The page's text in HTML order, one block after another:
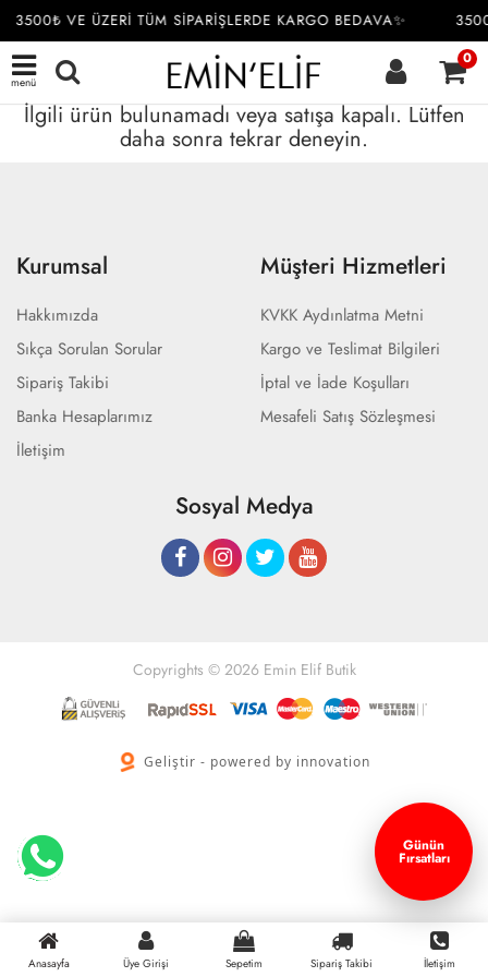
3500₺ VE ÜZERİ TÜM SİPARİŞLERDE KARGO BEDAVA✨
menü
0
İlgili ürün bulunamadı veya satışa kapalı. Lütfen
daha sonra tekrar deneyin.
Kurumsal
Hakkımızda
Sıkça Sorulan Sorular
Sipariş Takibi
Banka Hesaplarımız
İletişim
Müşteri Hizmetleri
KVKK Aydınlatma Metni
Kargo ve Teslimat Bilgileri
İptal ve İade Koşulları
Mesafeli Satış Sözleşmesi
Sosyal Medya
Copyrights © 2026 Emin Elif Butik
Geliştir - powered by innovation
Anasayfa Üye Girişi Sepetim Sipariş Takibi İletişim
Günün
Fırsatları